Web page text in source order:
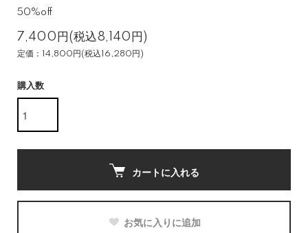
50%off
7,400円(税込8,140円)
定価：14,800円(税込16,280円)
購入数
カートに入れる
お気に入りに追加